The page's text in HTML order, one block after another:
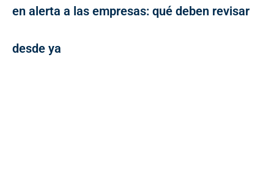
en alerta a las empresas: qué deben revisar
desde ya